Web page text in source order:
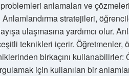
anlamaları ve
Anlamlandırma stratejileri,
ulaşmasına yardımcı olur.
teknikleri içerir. Öğretmenler,
birkaçını
için kullanılan bir